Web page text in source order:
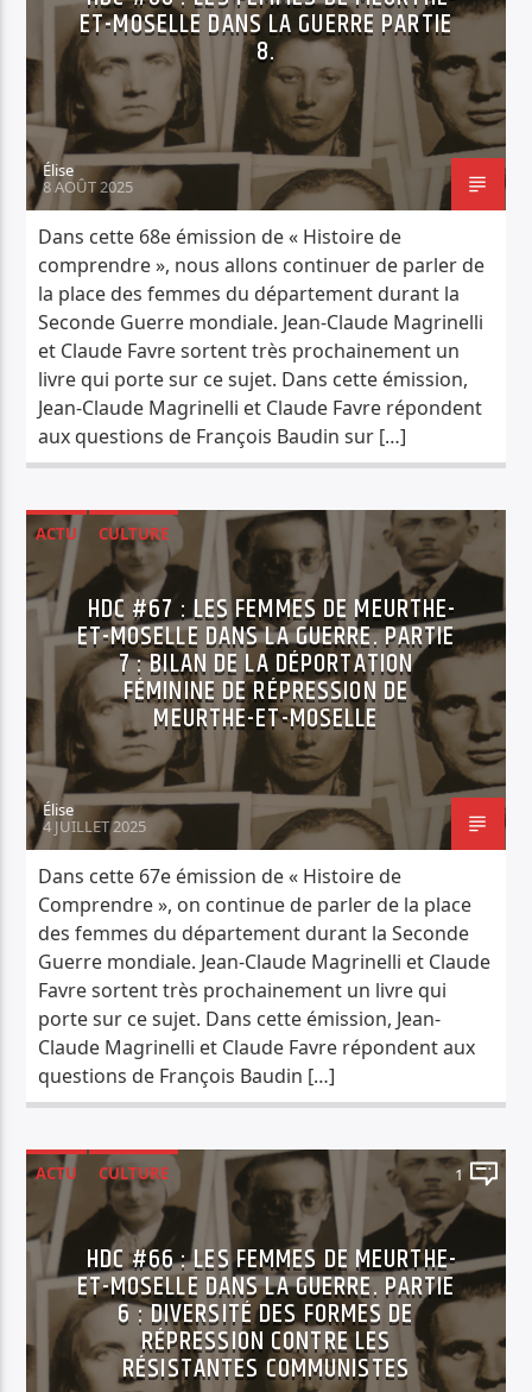
ET-MOSELLE DANS LA GUERRE PARTIE
8.
Élise
8 AOÛT 2025
Dans cette 68e émission de « Histoire de
comprendre », nous allons continuer de parler de
la place des femmes du département durant la
Seconde Guerre mondiale. Jean-Claude Magrinelli
et Claude Favre sortent très prochainement un
livre qui porte sur ce sujet. Dans cette émission,
Jean-Claude Magrinelli et Claude Favre répondent
aux questions de François Baudin sur […]
ACTU
CULTURE
HISTOIRE DE COMPRENDRE
HDC #67 : LES FEMMES DE MEURTHE-
ET-MOSELLE DANS LA GUERRE. PARTIE
7 : BILAN DE LA DÉPORTATION
FÉMININE DE RÉPRESSION DE
MEURTHE-ET-MOSELLE
Élise
4 JUILLET 2025
Dans cette 67e émission de « Histoire de
Comprendre », on continue de parler de la place
des femmes du département durant la Seconde
Guerre mondiale. Jean-Claude Magrinelli et Claude
Favre sortent très prochainement un livre qui
porte sur ce sujet. Dans cette émission, Jean-
Claude Magrinelli et Claude Favre répondent aux
questions de François Baudin […]
ACTU
CULTURE
HISTOIRE DE COMPRENDRE
1
HDC #66 : LES FEMMES DE MEURTHE-
ET-MOSELLE DANS LA GUERRE. PARTIE
6 : DIVERSITÉ DES FORMES DE
RÉPRESSION CONTRE LES
RÉSISTANTES COMMUNISTES